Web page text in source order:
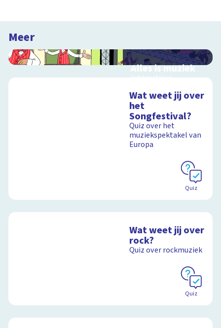
Meer
Alles is muziek
Interactieve
muziekinstrumenten
en muziekstijlen
Wat weet jij over
het
Songfestival?
Quiz over het
muziekspektakel van
Europa
Quiz
Wat weet jij over
rock?
Quiz over rockmuziek
Quiz